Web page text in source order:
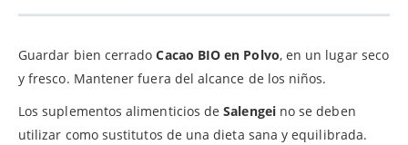
Guardar bien cerradoCacao BIO en Polvo, en un lugar seco
y fresco. Mantener fuera del alcance de los niños.
Los suplementos alimenticios deSalengeino se deben
utilizar como sustitutos de una dieta sana y equilibrada.